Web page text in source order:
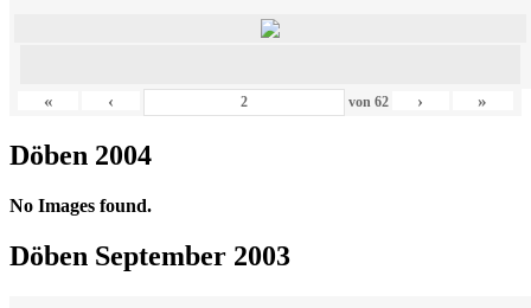
« ‹ von 62 › »
Döben 2004
No Images found.
Döben September 2003